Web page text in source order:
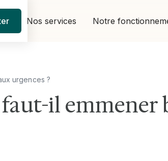
Nos services Notre
urgences ?
il emmener